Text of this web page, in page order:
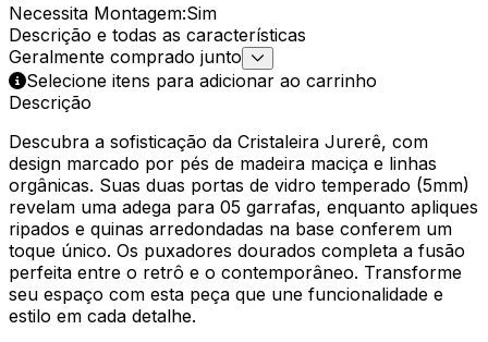
Necessita Montagem:Sim
Descrição e todas as características
Geralmente comprado junto
Selecione itens para adicionar ao carrinho
Descrição
Descubra a sofisticação da Cristaleira Jurerê, com
design marcado por pés de madeira maciça e linhas
orgânicas. Suas duas portas de vidro temperado (5mm)
revelam uma adega para 05 garrafas, enquanto apliques
ripados e quinas arredondadas na base conferem um
toque único. Os puxadores dourados completa a fusão
perfeita entre o retrô e o contemporâneo. Transforme
seu espaço com esta peça que une funcionalidade e
estilo em cada detalhe.